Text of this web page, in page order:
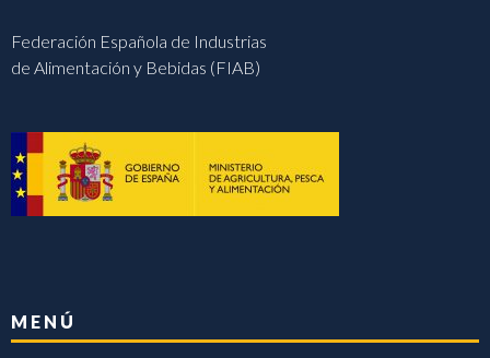
Federación Española de Industrias
de Alimentación y Bebidas (FIAB)
MENÚ